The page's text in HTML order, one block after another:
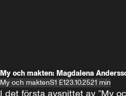
My och makten: Magdalena
My och maktenS1 E123.10.2521 min
I det första avsnittet av ”My